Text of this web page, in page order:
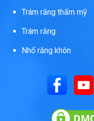
Trám răng thẩm mỹ
Trám răng
Nhổ răng khôn